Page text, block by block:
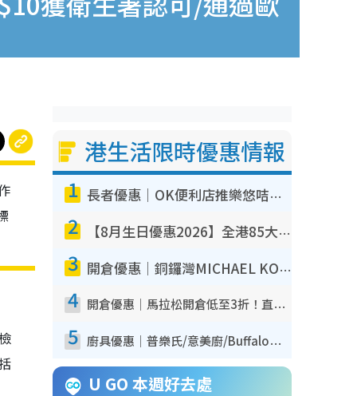
港生活限時優惠情報
1 長者優惠｜OK便利店推樂悠咭優惠！買麵包/牛奶/保健品拍卡即減
2 【8月生日優惠2026】全港85大食買玩著數攻略 自助餐/火鍋放題同行免費＋誠品/DONKI送現金券
3 開倉優惠｜銅鑼灣MICHAEL KORS開倉低至17折！直擊$500起買手袋/銀包/鞋款 必買經典Jet Set系列
4 開倉優惠｜馬拉松開倉低至3折！直擊$99起買adidas／New Balance／Puma鞋款 STANLEY保溫杯劈價至$119起
5 廚具優惠｜普樂氏/意美廚/Buffalo廚具低至3折！$89起買煎鍋／炒鑊／個人鍋 同場小家電激減至$99起
U GO 本週好去處